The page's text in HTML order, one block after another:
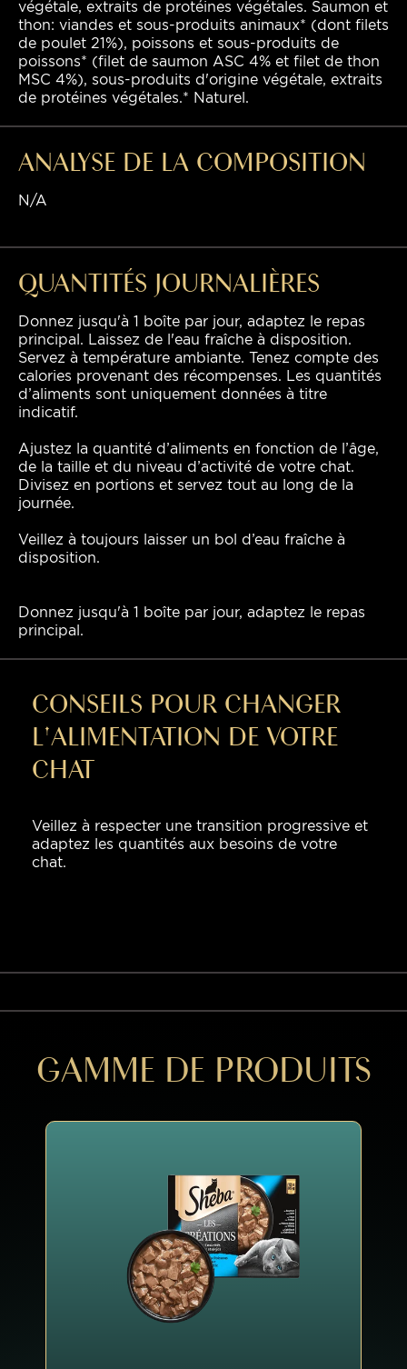
végétale, extraits de protéines végétales. Saumon et
thon: viandes et sous-produits animaux* (dont filets
de poulet 21%), poissons et sous-produits de
poissons* (filet de saumon ASC 4% et filet de thon
MSC 4%), sous-produits d'origine végétale, extraits
de protéines végétales.* Naturel.
ANALYSE DE LA COMPOSITION
N/A
QUANTITÉS JOURNALIÈRES
Donnez jusqu'à 1 boîte par jour, adaptez le repas
principal. Laissez de l'eau fraîche à disposition.
Servez à température ambiante. Tenez compte des
calories provenant des récompenses. Les quantités
d’aliments sont uniquement données à titre
indicatif.
Ajustez la quantité d’aliments en fonction de l’âge,
de la taille et du niveau d’activité de votre chat.
Divisez en portions et servez tout au long de la
journée.
Veillez à toujours laisser un bol d’eau fraîche à
disposition.
Donnez jusqu'à 1 boîte par jour, adaptez le repas
principal.
CONSEILS POUR CHANGER
L'ALIMENTATION DE VOTRE
CHAT
Veillez à respecter une transition progressive et
adaptez les quantités aux besoins de votre
chat.
GAMME DE PRODUITS